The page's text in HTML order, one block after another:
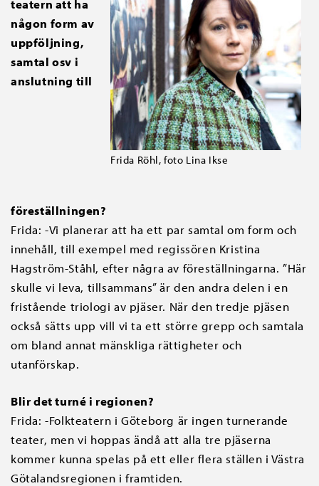
Frida Röhl, foto Lina Ikse
teatern att ha
någon form av
uppföljning,
samtal osv i
anslutning till
föreställningen?
Frida: -Vi planerar att ha ett par samtal om form och
innehåll, till exempel med regissören Kristina
Hagström-Ståhl, efter några av föreställningarna. ”Här
skulle vi leva, tillsammans” är den andra delen i en
fristående triologi av pjäser. När den tredje pjäsen
också sätts upp vill vi ta ett större grepp och samtala
om bland annat mänskliga rättigheter och
utanförskap.
Blir det turné i regionen?
Frida: -Folkteatern i Göteborg är ingen turnerande
teater, men vi hoppas ändå att alla tre pjäserna
kommer kunna spelas på ett eller flera ställen i Västra
Götalandsregionen i framtiden.